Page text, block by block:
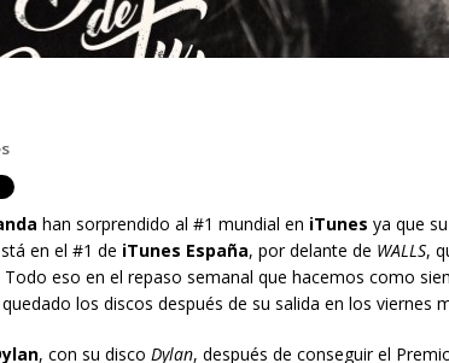
han sorprendido al #1 mundial en iTunes ya que
en el #1 de iTunes España, por delante de WALLS,
Todo eso en el repaso semanal que hacemos como
los discos después de su salida en los viernes
, con su disco Dylan, después de conseguir el